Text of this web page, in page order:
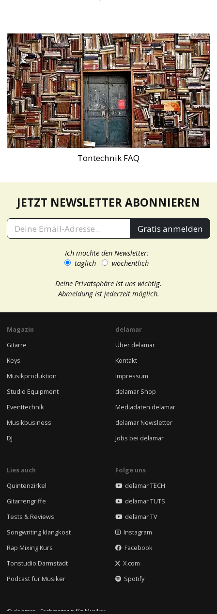
Tontechnik FAQ
JETZT NEWSLETTER ABONNIEREN
Gratis anmelden
Ich möchte den Newsletter:
täglich
wöchentlich
Deine Privatsphäre ist uns wichtig.
Abmeldung ist jederzeit möglich.
Magazin
Gitarre
Keys
Musikproduktion
Studio Equipment
Eventtechnik
Musikbusiness
DJ
delamar
Über delamar
Kontakt
Impressum
delamar Shop
Mediadaten delamar
delamar Newsletter
Jobs bei delamar
Lies auch
Quintenzirkel
Gitarrengriffe
Tests & Reviews
Songwriting klangkost
Rap Mixing Kurs
Tonstudio Darmstadt
Podcast für Musiker
Folge uns
delamar TECH
delamar TUTS
delamar TV
Instagram
Facebook
X.com
Spotify
© delamar - Fachmagazin für Musiker